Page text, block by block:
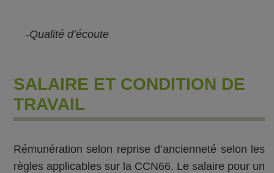
-Qualité d’écoute
SALAIRE ET CONDITION DE
TRAVAIL
Rémunération selon reprise d’ancienneté selon les
règles applicables sur la CCN66. Le salaire pour un